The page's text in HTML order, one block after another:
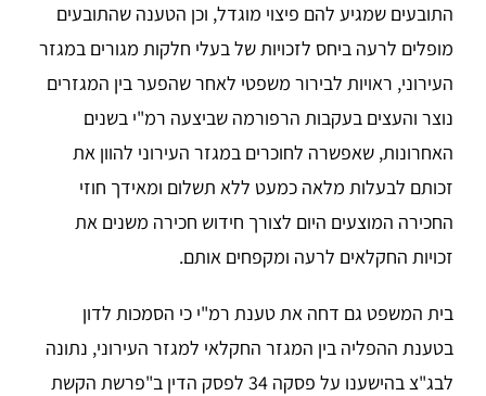
התובעים שמגיע להם פיצוי מוגדל, וכן הטענה שהתובעים
מופלים לרעה ביחס לזכויות של בעלי חלקות מגורים במגזר
העירוני, ראויות לבירור משפטי לאחר שהפער בין המגזרים
נוצר והעצים בעקבות הרפורמה שביצעה רמ"י בשנים
האחרונות, שאפשרה לחוכרים במגזר העירוני להוון את
זכותם לבעלות מלאה כמעט ללא תשלום ומאידך חוזי
החכירה המוצעים היום לצורך חידוש חכירה משנים את
זכויות החקלאים לרעה ומקפחים אותם.
בית המשפט גם דחה את טענת רמ"י כי הסמכות לדון
בטענת ההפליה בין המגזר החקלאי למגזר העירוני, נתונה
לבג"צ בהישענו על פסקה 34 לפסק הדין ב"פרשת הקשת